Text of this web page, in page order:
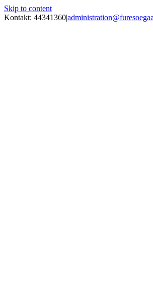
Skip to content
Kontakt: 44341360|